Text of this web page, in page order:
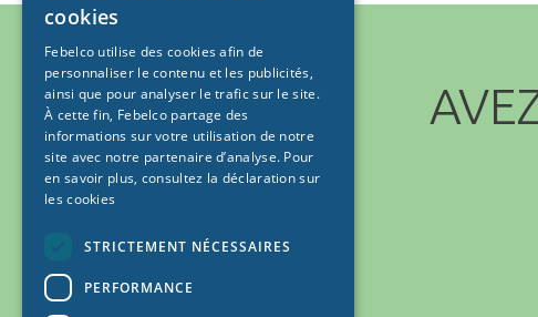
cookies
Febelco utilise des cookies afin de
personnaliser le contenu et les publicités,
ainsi que pour analyser le trafic sur le site.
À cette fin, Febelco partage des
informations sur votre utilisation de notre
site avec notre partenaire d’analyse. Pour
en savoir plus, consultez la déclaration sur
les cookies
STRICTEMENT NÉCESSAIRES
PERFORMANCE